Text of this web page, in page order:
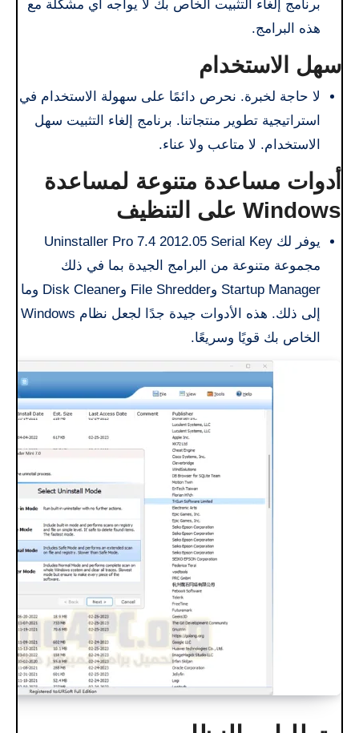
برنامج إلغاء التثبيت الخاص بك لا يواجه أي مشكلة مع
هذه البرامج.
سهل الاستخدام
لا حاجة لخبرة. نحرص دائمًا على سهولة الاستخدام في
استراتيجية تطوير منتجاتنا. برنامج إلغاء التثبيت سهل
الاستخدام. لا متاعب ولا عناء.
أدوات مساعدة متنوعة لمساعدة
Windows على التنظيف
يوفر لك Uninstaller Pro 7.4 2012.05 Serial Key
مجموعة متنوعة من البرامج الجيدة بما في ذلك
Startup Manager وFile Shredder وDisk Cleaner وما
إلى ذلك. هذه الأدوات جيدة جدًا لجعل نظام Windows
الخاص بك قويًا وسريعًا.